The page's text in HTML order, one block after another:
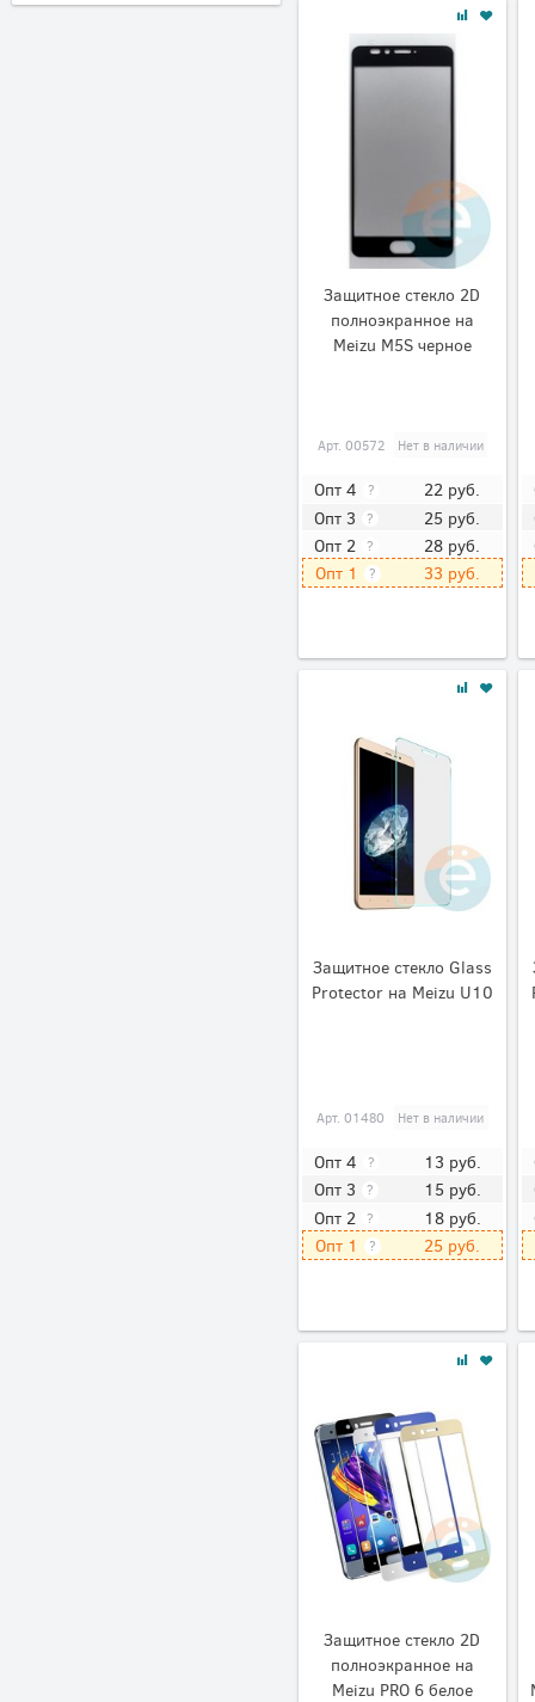
Защитное стекло 2D
полноэкранное на
Meizu M5S черное
Арт. 00572 Нет в наличии
Опт 4 ? 22 руб.
Опт 3 ? 25 руб.
Опт 2 ? 28 руб.
Опт 1 ? 33 руб.
Защитное стекло Glass
Protector на Meizu U10
Арт.01480 Нет в наличии
Опт 4 ? 13 руб.
Опт 3 ? 15 руб.
Опт 2 ? 18 руб.
Опт 1 ? 25 руб.
Защитное стекло 2D
полноэкранное на
Meizu PRO 6 белое